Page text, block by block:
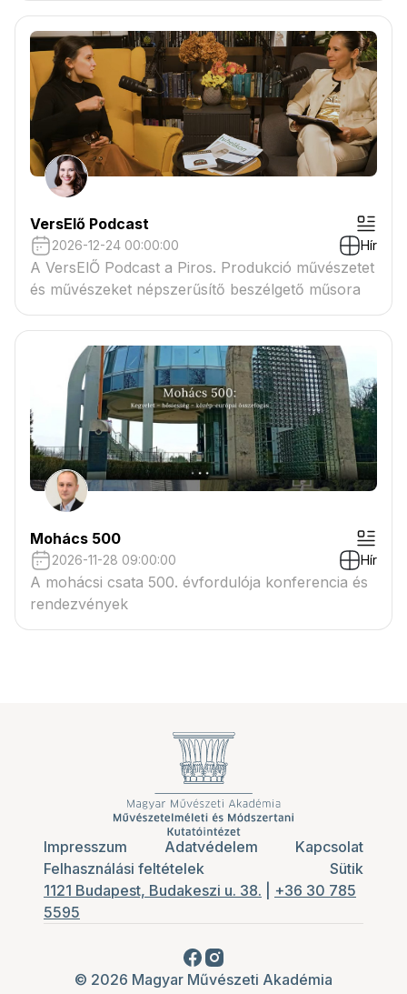
VersElő Podcast
2026-12-24 00:00:00 Hír
A VersElŐ Podcast a Piros. Produkció művészetet
és művészeket népszerűsítő beszélgető műsora
Mohács 500
2026-11-28 09:00:00 Hír
A mohácsi csata 500. évfordulója konferencia és
rendezvények
Impresszum Adatvédelem
Kapcsolat
Felhasználási feltételek
Sütik
1121 Budapest, Budakeszi u. 38.
+36 30 785
5595
© 2026 Magyar Művészeti Akadémia